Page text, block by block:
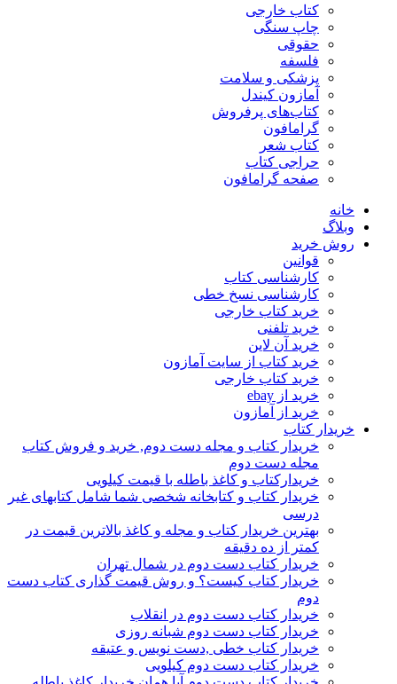
کتاب خارجی
چاپ سنگی
حقوقی
فلسفه
پزشکی و سلامت
آمازون کیندل
کتاب‌های پرفروش
گرامافون
کتاب شعر
حراجی کتاب
صفحه گرامافون
خانه
وبلاگ
روش خرید
قوانین
کارشناسی کتاب
کارشناسی نسخ خطی
خرید کتاب خارجی
خرید تلفنی
خرید آن لاین
خرید کتاب از سایت آمازون
خرید کتاب خارجی
خرید از ebay
خرید از آمازون
خریدار کتاب
خریدار کتاب و مجله دست دوم, خرید و فروش کتاب
مجله دست دوم
خریدارکتاب و کاغذ باطله با قیمت کیلویی
خریدار کتاب و کتابخانه شخصی شما شامل کتابهای غیر
درسی
بهترین خریدار کتاب و مجله و کاغذ بالاترین قیمت در
کمتر از ده دقیقه
خریدار کتاب دست دوم در شمال تهران
خریدار کتاب کیست؟ و روش قیمت گذاری کتاب دست
دوم
خریدار کتاب دست دوم در انقلاب
خریدار کتاب دست دوم شبانه روزی
خریدار کتاب خطی ,دست نویس و عتیقه
خریدار کتاب دست دوم کیلویی